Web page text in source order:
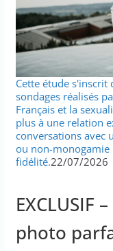
Cette étude s'inscrit
sondages réalisés
Français et la
plus à une relation
conversations avec
ou non-monogamie
fidélité.22/07/2026
EXCLUSIF
photo